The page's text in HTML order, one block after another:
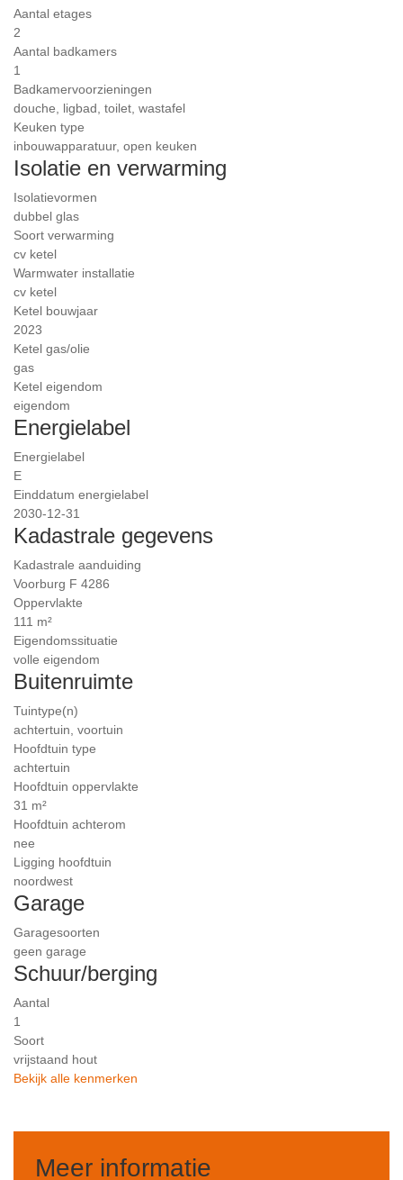
Aantal etages
2
Aantal badkamers
1
Badkamervoorzieningen
douche, ligbad, toilet, wastafel
Keuken type
inbouwapparatuur, open keuken
Isolatie en verwarming
Isolatievormen
dubbel glas
Soort verwarming
cv ketel
Warmwater installatie
cv ketel
Ketel bouwjaar
2023
Ketel gas/olie
gas
Ketel eigendom
eigendom
Energielabel
Energielabel
E
Einddatum energielabel
2030-12-31
Kadastrale gegevens
Kadastrale aanduiding
Voorburg F 4286
Oppervlakte
111 m²
Eigendomssituatie
volle eigendom
Buitenruimte
Tuintype(n)
achtertuin, voortuin
Hoofdtuin type
achtertuin
Hoofdtuin oppervlakte
31 m²
Hoofdtuin achterom
nee
Ligging hoofdtuin
noordwest
Garage
Garagesoorten
geen garage
Schuur/berging
Aantal
1
Soort
vrijstaand hout
Bekijk alle kenmerken
Meer informatie